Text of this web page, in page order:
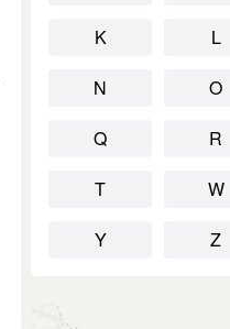
K
L
N
O
Q
R
T
W
Y
Z